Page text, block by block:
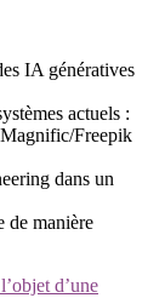
IA génératives
actuels :
Freepik
dans un
de manière
d’une